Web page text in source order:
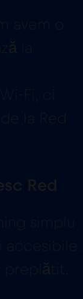
avem o
la
Fi, ci
la Red
Red
simplu
preplătit.